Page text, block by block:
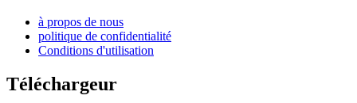
à propos de nous
politique de confidentialité
Conditions d'utilisation
Téléchargeur